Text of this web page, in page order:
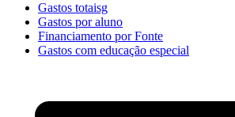
Gastos totaisg
Gastos por aluno
Financiamento por Fonte
Gastos com educação especial